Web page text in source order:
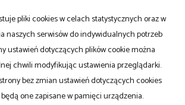
inwestycyjne Lublin
inwestycyjny
inwestycyjną
pliki cookies w celach statystycznych oraz w
naszych serwisów do indywidualnych potrzeb
ustawień dotyczących plików cookie można
chwili modyfikując ustawienia przeglądarki.
bez zmian ustawień dotyczących cookies
one zapisane w pamięci urządzenia.